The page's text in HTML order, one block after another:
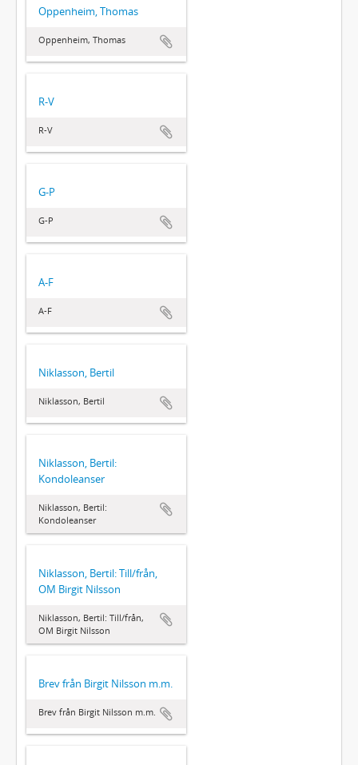
Oppenheim, Thomas
Oppenheim, Thomas
R-V
R-V
G-P
G-P
A-F
A-F
Niklasson, Bertil
Niklasson, Bertil
Niklasson, Bertil:
Kondoleanser
Niklasson, Bertil:
Kondoleanser
Niklasson, Bertil: Till/från,
OM Birgit Nilsson
Niklasson, Bertil: Till/från,
OM Birgit Nilsson
Brev från Birgit Nilsson m.m.
Brev från Birgit Nilsson m.m.